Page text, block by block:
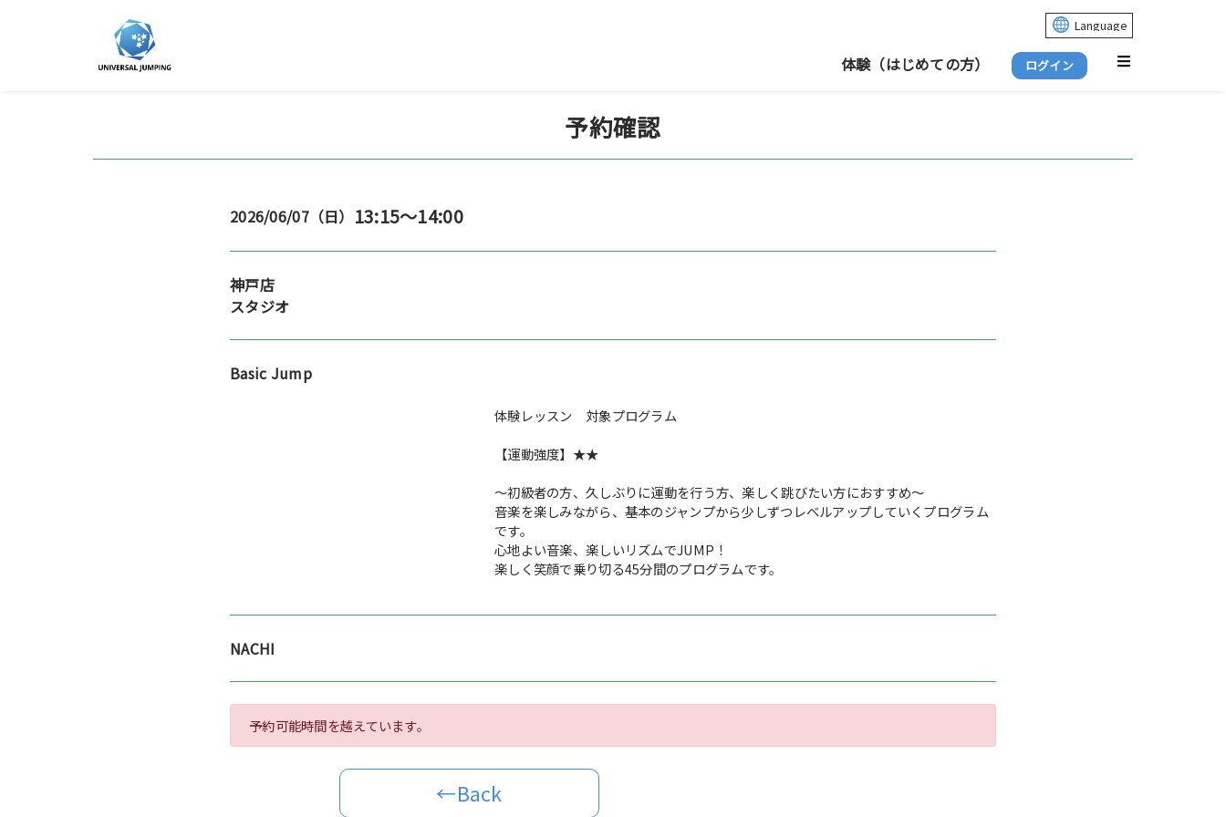
体験（はじめての方） ログイン
予約確認
2026/06/07（日） 13:15～14:00
神戸店
スタジオ
Basic Jump
体験レッスン 対象プログラム
【運動強度】★★
～初級者の方、久しぶりに運動を行う方、楽しく跳びたい方におすすめ～
音楽を楽しみながら、基本のジャンプから少しずつレベルアップしていくプログラム
です。
心地よい音楽、楽しいリズムでJUMP！
楽しく笑顔で乗り切る45分間のプログラムです。
NACHI
予約可能時間を越えています。
←Back